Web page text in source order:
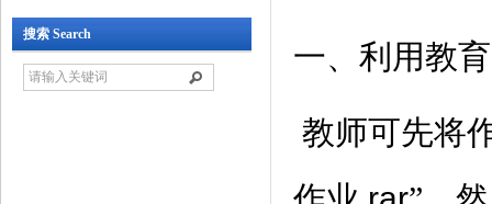
搜索 Search
一、利用教
教师可先将